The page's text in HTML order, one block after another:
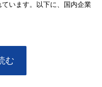
います。以下に、国内企業
む